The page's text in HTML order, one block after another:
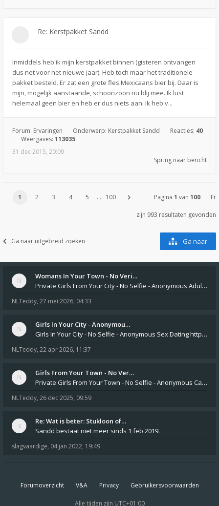
Re: Kerstpakket Sandd
Inmiddels heb ik mijn kerstpakket binnen (gisteren ontvangen
dus net voor het nieuwe jaar). Heb toch maar het traditionele
pakket besteld. Er zat een grote fles Mexicaans bier bij. Daar is
mijn, mogelijk aanstaande, schoonzoon nu blij mee. Ik lust
helemaal geen bier en heb er dus niets aan. Ik heb v...
Forum: Ervaringen Onderwerp: Kerstpakket Sandd Reacties: 40
Weergaves: 113035
31 dec 2015, 20:09
Spring naar bericht
1 2 3 4 5 … 100 Pagina 1 van 100 Er
zijn 993 resultaten gevonden
Ga naar uitgebreid zoeken Ga naar
Womans In Your Town - No Veri…
Private Girls From Your City - No Selfie - Anonymous Adult Dating https://privatedates.live Private Girls In Your
NLTeddy, 27 mei 2026, 04:33
Girls In Your City - Anonymou…
Girls In Your City - No Selfie - Anonymous Sex Dating https://SecretPrivat.com Womens In Your Town - Anonymous S
NLTeddy, 22 apr 2026, 11:37
Girls From Your Town - No Ver…
Private Girls From Your Town - No Selfie - Anonymous Casual Dating https://PrivateLadyEscorts.com Private Lady In
NLTeddy, 26 dec 2025, 09:59
Re: Wat is beter: Stukloon of…
Sandd bestaat niet meer sinds 1 feb 2019.
slagvaardige, 04 jan 2022, 19:49
Forumoverzicht V&A Privacy Gebruikersvoorwaarden
Alle tijden zijn UTC+01:00